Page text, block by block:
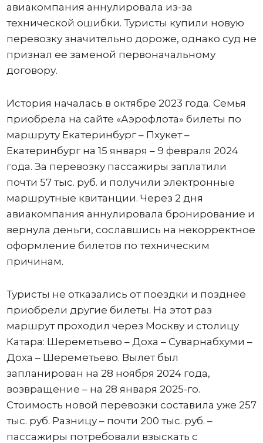
авиакомпания аннулировала из-за
технической ошибки. Туристы купили новую
перевозку значительно дороже, однако суд не
признал ее заменой первоначальному
договору.
История началась в октябре 2023 года. Семья
приобрела на сайте «Аэрофлота» билеты по
маршруту Екатеринбург – Пхукет –
Екатеринбург на 15 января – 9 февраля 2024
года. За перевозку пассажиры заплатили
почти 57 тыс. руб. и получили электронные
маршрутные квитанции. Через 2 дня
авиакомпания аннулировала бронирование и
вернула деньги, сославшись на некорректное
оформление билетов по техническим
причинам.
Туристы не отказались от поездки и позднее
приобрели другие билеты. На этот раз
маршрут проходил через Москву и столицу
Катара: Шереметьево – Доха – Суварнабхуми –
Доха – Шереметьево. Вылет был
запланирован на 28 ноября 2024 года,
возвращение – на 28 января 2025-го.
Стоимость новой перевозки составила уже 257
тыс. руб. Разницу – почти 200 тыс. руб. –
пассажиры потребовали взыскать с